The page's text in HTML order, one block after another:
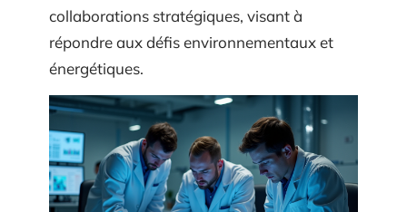
collaborations stratégiques, visant à
répondre aux défis environnementaux et
énergétiques.